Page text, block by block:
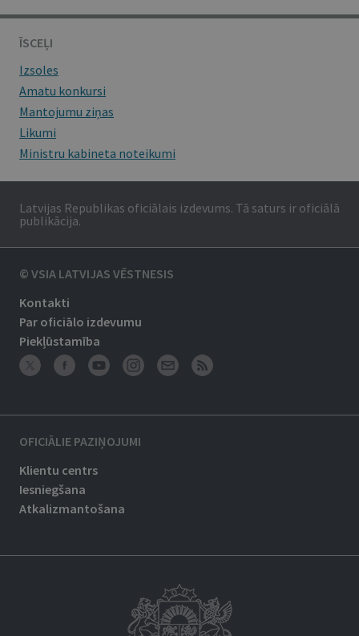
ĪSCEĻI
Izsoles
Amatu konkursi
Mantojumu ziņas
Likumi
Ministru kabineta noteikumi
Latvijas Republikas oficiālais izdevums. Tā saturs ir oficiālā
publikācija.
© VSIA LATVIJAS VĒSTNESIS
Kontakti
Par oficiālo izdevumu
Piekļūstamība
OFICIĀLIE PAZIŅOJUMI
Klientu centrs
Iesniegšana
Atkalizmantošana